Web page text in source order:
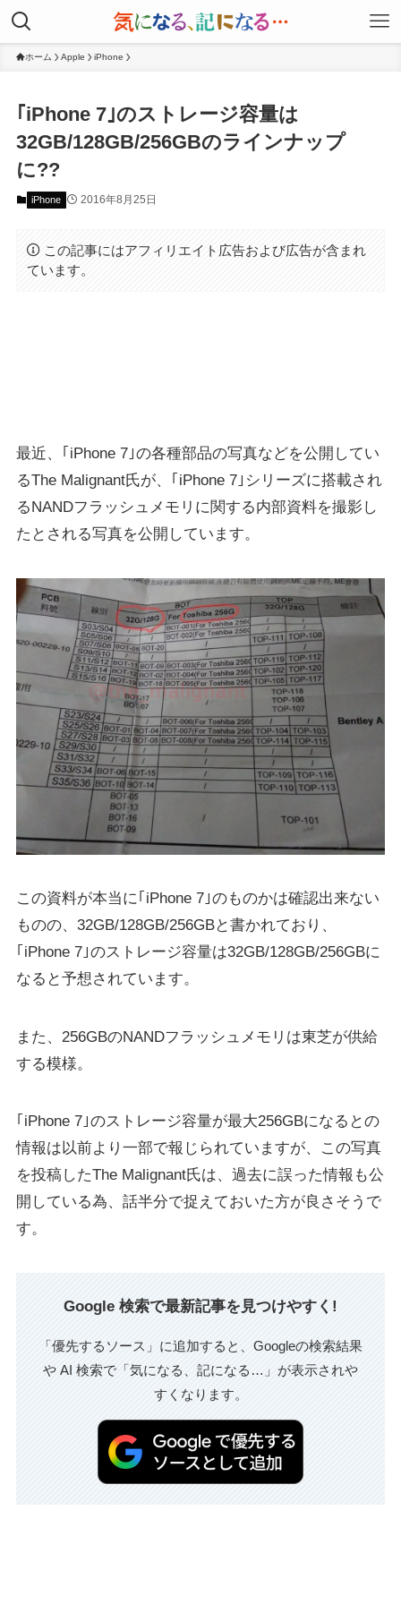
ホーム Apple iPhone
｢iPhone 7｣のストレージ容量は
32GB/128GB/256GBのラインナップ
に??
iPhone 2016年8月25日
この記事にはアフィリエイト広告および広告が含まれ
ています。
最近、｢iPhone 7｣の各種部品の写真などを公開してい
るThe Malignant氏が、｢iPhone 7｣シリーズに搭載され
るNANDフラッシュメモリに関する内部資料を撮影し
たとされる写真を公開しています。
この資料が本当に｢iPhone 7｣のものかは確認出来ない
ものの、32GB/128GB/256GBと書かれており、
｢iPhone 7｣のストレージ容量は32GB/128GB/256GBに
なると予想されています。
また、256GBのNANDフラッシュメモリは東芝が供給
する模様。
｢iPhone 7｣のストレージ容量が最大256GBになるとの
情報は以前より一部で報じられていますが、この写真
を投稿したThe Malignant氏は、過去に誤った情報も公
開している為、話半分で捉えておいた方が良さそうで
す。
Google 検索で最新記事を見つけやすく!
「優先するソース」に追加すると、Googleの検索結果
や AI 検索で「気になる、記になる…」が表示されや
すくなります。